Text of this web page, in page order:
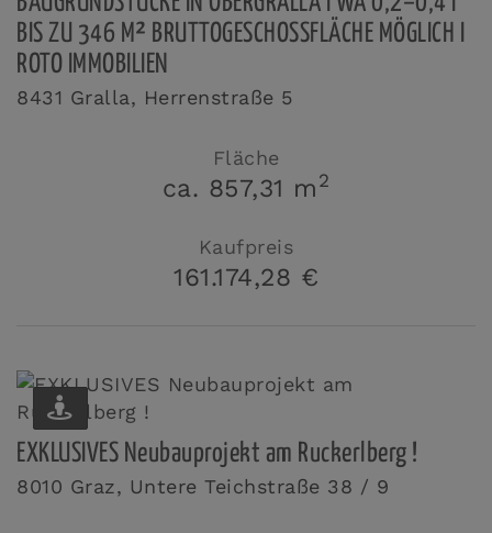
BIS ZU 346 M² BRUTTOGESCHOSSFLÄCHE MÖGLICH I
ROTO IMMOBILIEN
8431 Gralla, Herrenstraße 5
Fläche
ca. 857,31 m 2
Kaufpreis
161.174,28 €
EXKLUSIVES Neubauprojekt am Ruckerlberg !
8010 Graz, Untere Teichstraße 38 / 9